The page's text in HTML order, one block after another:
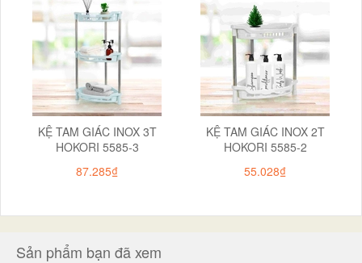
KỆ TAM GIÁC INOX 3T
HOKORI 5585-3
87.285₫
KỆ TAM GIÁC INOX 2T
HOKORI 5585-2
55.028₫
Sản phẩm bạn đã xem